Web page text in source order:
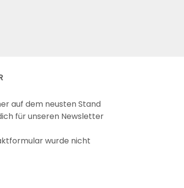
auf dem neusten Stand
für unseren Newsletter
wurde nicht